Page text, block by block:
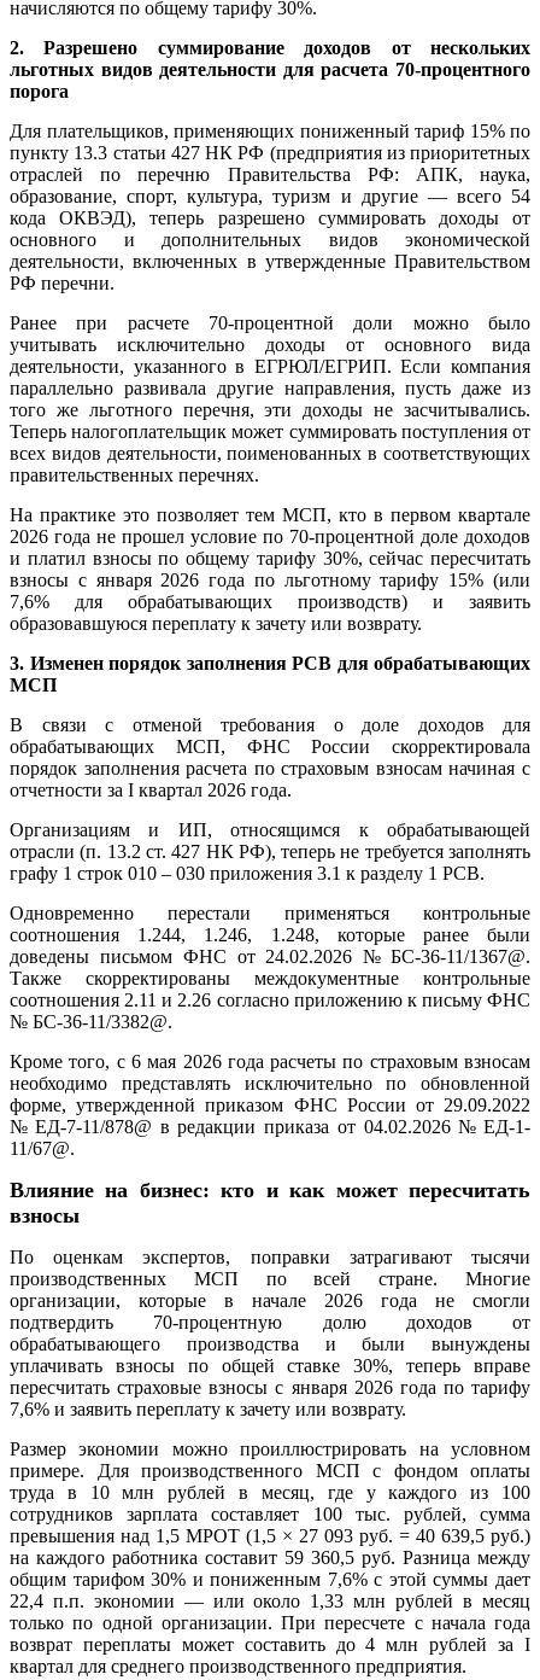
начисляются по общему тарифу 30%.
2. Разрешено суммирование доходов от нескольких
льготных видов деятельности для расчета 70-процентного
порога
Для плательщиков, применяющих пониженный тариф 15% по
пункту 13.3 статьи 427 НК РФ (предприятия из приоритетных
отраслей по перечню Правительства РФ: АПК, наука,
образование, спорт, культура, туризм и другие — всего 54
кода ОКВЭД), теперь разрешено суммировать доходы от
основного и дополнительных видов экономической
деятельности, включенных в утвержденные Правительством
РФ перечни.
Ранее при расчете 70-процентной доли можно было
учитывать исключительно доходы от основного вида
деятельности, указанного в ЕГРЮЛ/ЕГРИП. Если компания
параллельно развивала другие направления, пусть даже из
того же льготного перечня, эти доходы не засчитывались.
Теперь налогоплательщик может суммировать поступления от
всех видов деятельности, поименованных в соответствующих
правительственных перечнях.
На практике это позволяет тем МСП, кто в первом квартале
2026 года не прошел условие по 70-процентной доле доходов
и платил взносы по общему тарифу 30%, сейчас пересчитать
взносы с января 2026 года по льготному тарифу 15% (или
7,6% для обрабатывающих производств) и заявить
образовавшуюся переплату к зачету или возврату.
3. Изменен порядок заполнения РСВ для обрабатывающих
МСП
В связи с отменой требования о доле доходов для
обрабатывающих МСП, ФНС России скорректировала
порядок заполнения расчета по страховым взносам начиная с
отчетности за I квартал 2026 года.
Организациям и ИП, относящимся к обрабатывающей
отрасли (п. 13.2 ст. 427 НК РФ), теперь не требуется заполнять
графу 1 строк 010 – 030 приложения 3.1 к разделу 1 РСВ.
Одновременно перестали применяться контрольные
соотношения 1.244, 1.246, 1.248, которые ранее были
доведены письмом ФНС от 24.02.2026 № БС-36-11/1367@.
Также скорректированы междокументные контрольные
соотношения 2.11 и 2.26 согласно приложению к письму ФНС
№ БС-36-11/3382@.
Кроме того, с 6 мая 2026 года расчеты по страховым взносам
необходимо представлять исключительно по обновленной
форме, утвержденной приказом ФНС России от 29.09.2022
№ ЕД-7-11/878@ в редакции приказа от 04.02.2026 № ЕД-1-
11/67@.
Влияние на бизнес: кто и как может пересчитать
взносы
По оценкам экспертов, поправки затрагивают тысячи
производственных МСП по всей стране. Многие
организации, которые в начале 2026 года не смогли
подтвердить 70-процентную долю доходов от
обрабатывающего производства и были вынуждены
уплачивать взносы по общей ставке 30%, теперь вправе
пересчитать страховые взносы с января 2026 года по тарифу
7,6% и заявить переплату к зачету или возврату.
Размер экономии можно проиллюстрировать на условном
примере. Для производственного МСП с фондом оплаты
труда в 10 млн рублей в месяц, где у каждого из 100
сотрудников зарплата составляет 100 тыс. рублей, сумма
превышения над 1,5 МРОТ (1,5 × 27 093 руб. = 40 639,5 руб.)
на каждого работника составит 59 360,5 руб. Разница между
общим тарифом 30% и пониженным 7,6% с этой суммы дает
22,4 п.п. экономии — или около 1,33 млн рублей в месяц
только по одной организации. При пересчете с начала года
возврат переплаты может составить до 4 млн рублей за I
квартал для среднего производственного предприятия.